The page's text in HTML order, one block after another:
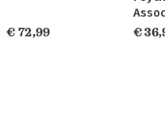
€ 72,99
€